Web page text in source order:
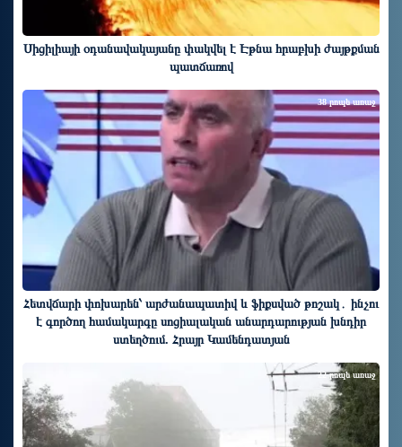
Սիցիլիայի օդանավակայանը փակվել է Էթնա հրաբխի ժայթքման
պատճառով
Հետվճարի փոխարեն՝ արժանապատիվ և ֆիքսված թոշակ․ ինչու
է գործող համակարգը սոցիալական անարդարության խնդիր
ստեղծում. Հրայր Կամենդատյան
38 րոպե առաջ
22 րոպե առաջ